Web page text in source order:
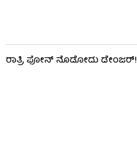
ರಾತ್ರಿ ಫೋನ್​​ ನೊಡೋದು ಡೇಂಜರ್!